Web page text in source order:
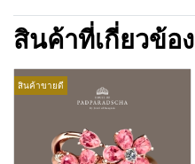
สินค้าที่เกี่ยวข้อง
สินค้าขายดี